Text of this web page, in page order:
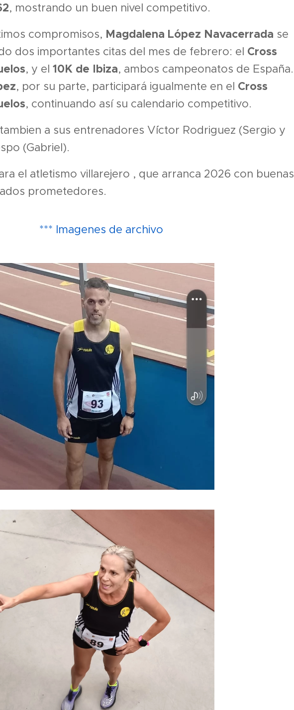
, mostrando un buen nivel competitivo.
compromisos, Magdalena López Navacerrada se
dos importantes citas del mes de febrero: el Cross
, y el 10K de Ibiza, ambos campeonatos de España.
, por su parte, participará igualmente en el Cross
, continuando así su calendario competitivo.
a sus entrenadores V´íctor Rodriguez (Sergio y
(Gabriel).
el atletismo villarejero , que arranca 2026 con buenas
prometedores.
*** Imagenes de archivo